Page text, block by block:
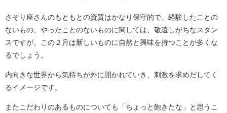
さそり座さんのもともとの資質はかなり保守的で、経験したことの
ないもの、やったことのないものに関しては、敬遠しがちなスタン
スですが、この２月は新しいものに自然と興味を持つことが多くな
るでしょう。
内向きな世界から気持ちが外に開かれていき、刺激を求めだしてく
るイメージです。
またこだわりのあるものについても「ちょっと飽きたな」と思うこ